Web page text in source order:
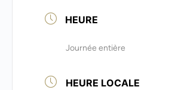
HEURE
Journée entière
HEURE LOCALE